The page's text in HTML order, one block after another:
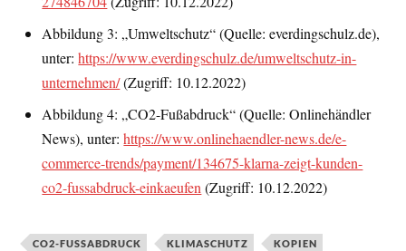
Abbildung 3: „Umweltschutz“ (Quelle: everdingschulz.de),
unter:https://www.everdingschulz.de/umweltschutz-in-
unternehmen/(Zugriff: 10.12.2022)
Abbildung 4: „CO2-Fußabdruck“ (Quelle: Onlinehändler
News), unter:https://www.onlinehaendler-news.de/e-
commerce-trends/payment/134675-klarna-zeigt-kunden-
co2-fussabdruck-einkaeufen (Zugriff: 10.12.2022)
CO2-FUSSABDRUCK KLIMASCHUTZ KOPIEN